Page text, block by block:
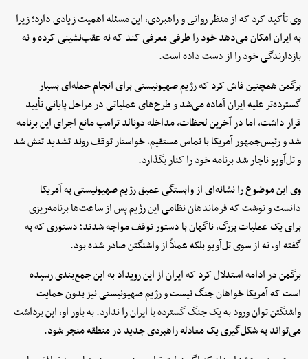
وی تأکید کرد که از منظر روانی و راهبردی، این مسئله اهمیت زیادی دارد؛ زیرا
به ایران امکان می‌دهد خود را طرفی معرفی کند که نه عقب‌نشینی کرده و نه
بازدارندگی خود را از دست داده است.
برگمن همچنین فاش کرد که رژیم صهیونیستی برای انجام حمله‌ای بسیار
گسترده‌تر علیه ایران آماده می‌شد و طرح‌های عملیاتی در مراحل پایانی تأیید
قرار داشت، اما در آخرین لحظات، مداخله دونالد ترامپ مانع اجرای این برنامه
شد و رئیس‌جمهور آمریکا با تماس مستقیم، خواستار توقف روند تشدید تنش شد
و تل‌آویو ناچار شد برنامه خود را کنار بگذارد.
وی این موضوع را نشانه‌ای از وابستگی عمیق رژیم صهیونیستی به آمریکا
دانست و نوشت که فرماندهان نظامی این رژیم پس از ساعت‌ها برنامه‌ریزی
برای یک عملیات بزرگ، ناگهان با دستور توقف مواجه شدند؛ دستوری که به
گفته او، نه از سوی تل‌آویو بلکه عملاً از واشنگتن صادر شده بود.
برگمن در ادامه استدلال کرد که ایران از این رویداد به این جمع‌بندی رسیده
است که آمریکا خواهان جنگ نیست و رژیم صهیونیستی نیز بدون حمایت
واشنگتن توان ورود به یک جنگ گسترده با ایران را ندارد. به باور او، این برداشت
می‌تواند به شکل‌گیری یک معادله راهبردی جدید در منطقه منجر شود.